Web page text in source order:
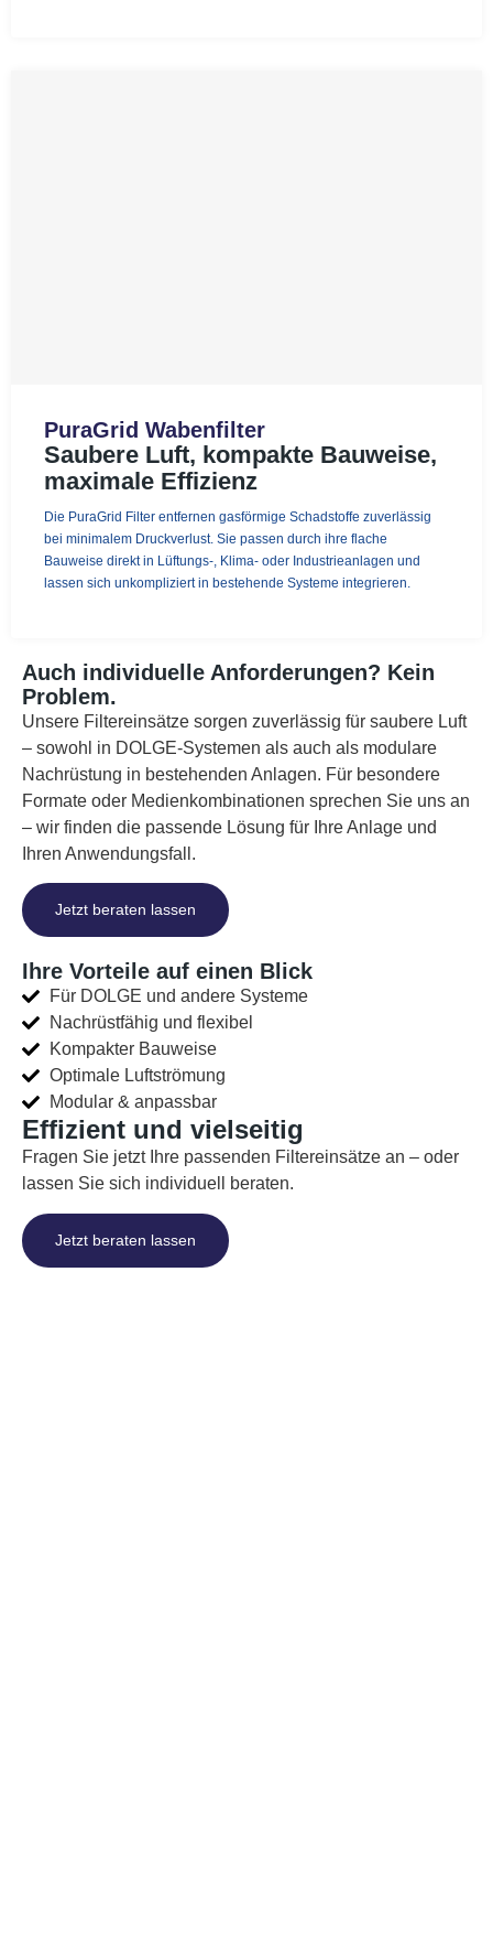
PuraGrid Wabenfilter
Saubere Luft, kompakte Bauweise,
maximale Effizienz
Die PuraGrid Filter entfernen gasförmige Schadstoffe zuverlässig
bei minimalem Druckverlust. Sie passen durch ihre flache
Bauweise direkt in Lüftungs-, Klima- oder Industrieanlagen und
lassen sich unkompliziert in bestehende Systeme integrieren.
Auch individuelle Anforderungen? Kein
Problem.
Unsere Filtereinsätze sorgen zuverlässig für saubere Luft
– sowohl in DOLGE-Systemen als auch als modulare
Nachrüstung in bestehenden Anlagen. Für besondere
Formate oder Medienkombinationen sprechen Sie uns an
– wir finden die passende Lösung für Ihre Anlage und
Ihren Anwendungsfall.
Jetzt beraten lassen
Ihre Vorteile auf einen Blick
Für DOLGE und andere Systeme
Nachrüstfähig und flexibel
Kompakter Bauweise
Optimale Luftströmung
Modular & anpassbar
Effizient und vielseitig
Fragen Sie jetzt Ihre passenden Filtereinsätze an – oder
lassen Sie sich individuell beraten.
Jetzt beraten lassen